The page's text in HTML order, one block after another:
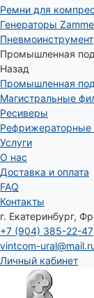
Ремни для
Генераторы
Пневмоинструмент
Промышленная
Назад
Промышленная
Магистральные
Ресиверы
Рефрижераторные
Услуги
О нас
Доставка и оплата
FAQ
Контакты
г. Екатеринбург,
+7 (904) 385-22-47
vintcom-
Личный кабинет